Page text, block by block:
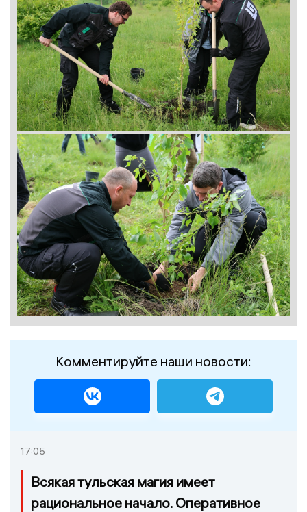
Комментируйте наши новости:
17:05
Всякая тульская магия имеет
рациональное начало. Оперативное